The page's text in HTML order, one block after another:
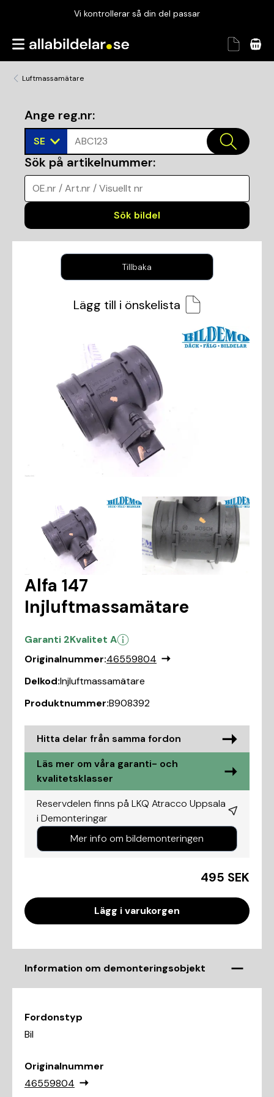
Vi kontrollerar så din del passar
Garanterad passform
Luftmassamätare
Ange reg.nr:
SE ABC123
Sök på artikelnummer:
OE.nr / Art.nr / Visuellt nr
Sök bildel
Tillbaka
Lägg till i önskelista
Alfa 147
Injluftmassamätare
Garanti 2Kvalitet A
Originalnummer:46559804
Delkod:Injluftmassamätare
Produktnummer:B908392
Hitta delar från samma fordon
Läs mer om våra garanti- och
kvalitetsklasser
Reservdelen finns på LKQ Atracco Uppsala
i Demonteringar
Mer info om bildemonteringen
495 SEK
Lägg i varukorgen
Information om demonteringsobjekt
Fordonstyp
Bil
Originalnummer
46559804